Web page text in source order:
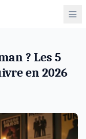
? Les 5
en 2026